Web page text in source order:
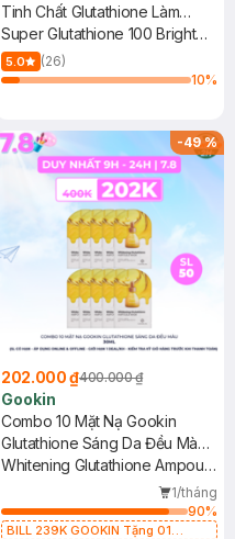
Tinh Chất Glutathione Làm
Sáng Da 30g
Super Glutathione 100 Bright
Mask
5.0
(26)
10%
-49%
202.000 ₫400.000 ₫
Gookin
Combo 10 Mặt Nạ Gookin
Glutathione Sáng Da Đều Màu
30ml
Whitening Glutathione Ampoule
1/tháng
90%
BILL 239K GOOKIN Tặng 01